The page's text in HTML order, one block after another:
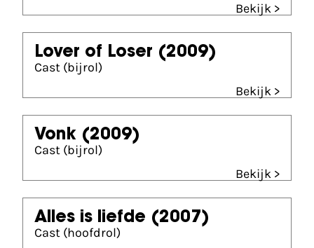
Bekijk >
Lover of Loser (2009)
Cast (bijrol)
Bekijk >
Vonk (2009)
Cast (bijrol)
Bekijk >
Alles is liefde (2007)
Cast (hoofdrol)